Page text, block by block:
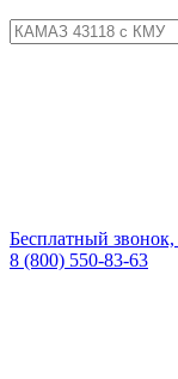
Бесплатный звонок,
8 (800) 550-83-63